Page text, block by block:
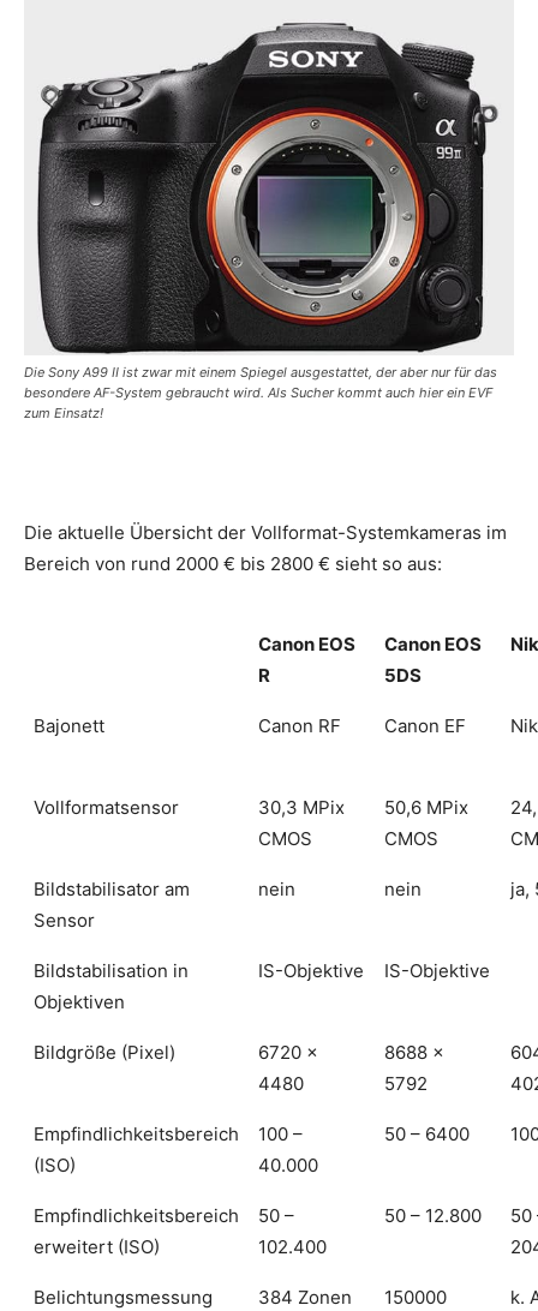
Die Sony A99 II ist zwar mit einem Spiegel ausgestattet, der aber nur für das
besondere AF-System gebraucht wird. Als Sucher kommt auch hier ein EVF
zum Einsatz!
Die aktuelle Übersicht der Vollformat-Systemkameras im
Bereich von rund 2000 € bis 2800 € sieht so aus:
Canon EOS
R
Canon EOS
5DS
Bajonett Canon RF Canon EF
Vollformatsensor
30,3 MPix
CMOS
50,6 MPix
CMOS
Bildstabilisator am
Sensor
nein nein ja,
Bildstabilisation in
Objektiven
IS-Objektive IS-Objektive
Bildgröße (Pixel)
6720 x
4480
8688 x
5792
Empfindlichkeitsbereich
(ISO)
100 –
40.000
50 – 6400
Empfindlichkeitsbereich
erweitert (ISO)
50 –
102.400
50 – 12.800
50
Belichtungsmessung 384 Zonen 150000 k.